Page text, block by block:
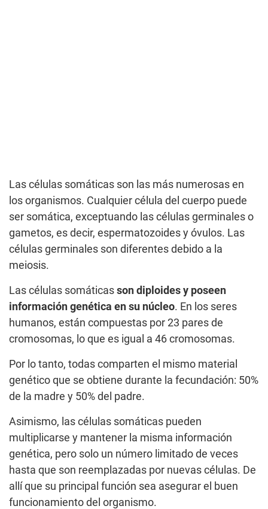
Las células somáticas son las más numerosas en
los organismos. Cualquier célula del cuerpo puede
ser somática, exceptuando las células germinales o
gametos, es decir, espermatozoides y óvulos. Las
células germinales son diferentes debido a la
meiosis.
Las células somáticas son diploides y poseen
información genética en su núcleo. En los seres
humanos, están compuestas por 23 pares de
cromosomas, lo que es igual a 46 cromosomas.
Por lo tanto, todas comparten el mismo material
genético que se obtiene durante la fecundación: 50%
de la madre y 50% del padre.
Asimismo, las células somáticas pueden
multiplicarse y mantener la misma información
genética, pero solo un número limitado de veces
hasta que son reemplazadas por nuevas células. De
allí que su principal función sea asegurar el buen
funcionamiento del organismo.